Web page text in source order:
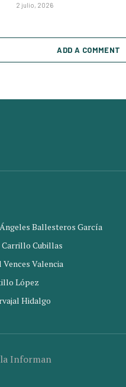
2 julio, 2026
ADD A COMMENT
Ballesteros García
Cubillas
Valencia
López
Hidalgo
Informan